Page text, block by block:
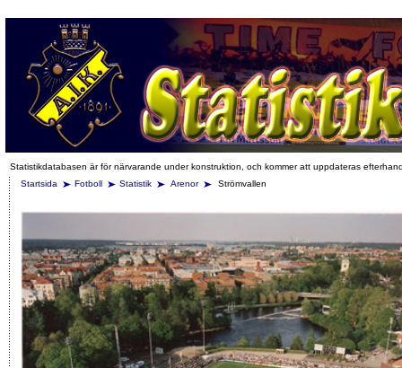
Statistikdatabasen är för närvarande under konstruktion, och kommer att uppdateras
Startsida
Fotboll Statistik Arenor Strömvallen